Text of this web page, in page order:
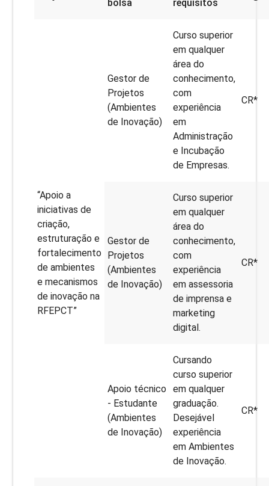
bolsa
requisitos
“Apoio a
iniciativas de
criação,
estruturação e
fortalecimento
de ambientes
e mecanismos
de inovação na
RFEPCT”
Gestor de
Projetos
(Ambientes
de Inovação)
Curso superior
em qualquer
área do
conhecimento,
com
experiência
em
Administração
e Incubação
de Empresas.
CR*
Gestor de
Projetos
(Ambientes
de Inovação)
Curso superior
em qualquer
área do
conhecimento,
com
experiência
em assessoria
de imprensa e
marketing
digital.
CR*
Apoio técnico
- Estudante
(Ambientes
de Inovação)
Cursando
curso superior
em qualquer
graduação.
Desejável
experiência
em Ambientes
de Inovação.
CR*